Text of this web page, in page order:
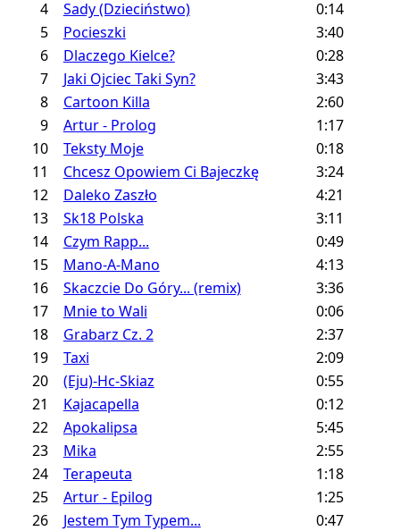
4
Sady (Dzieciństwo)
0:14
5
Pocieszki
3:40
6
Dlaczego Kielce?
0:28
7
Jaki Ojciec Taki Syn?
3:43
8
Cartoon Killa
2:60
9
Artur - Prolog
1:17
10
Teksty Moje
0:18
11
Chcesz Opowiem Ci Bajeczkę
3:24
12
Daleko Zaszło
4:21
13
Sk18 Polska
3:11
14
Czym Rapp...
0:49
15
Mano-A-Mano
4:13
16
Skaczcie Do Góry... (remix)
3:36
17
Mnie to Wali
0:06
18
Grabarz Cz. 2
2:37
19
Taxi
2:09
20
(Eju)-Hc-Skiaz
0:55
21
Kajacapella
0:12
22
Apokalipsa
5:45
23
Mika
2:55
24
Terapeuta
1:18
25
Artur - Epilog
1:25
26
Jestem Tym Typem...
0:47